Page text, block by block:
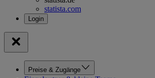
statista.com
Preise & Zugänge